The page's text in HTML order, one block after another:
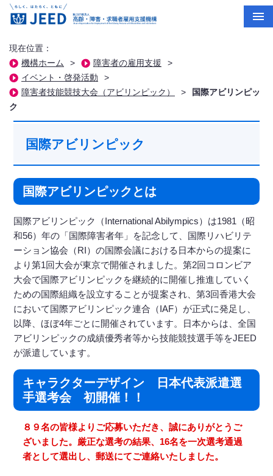
現在位置：
機構ホーム
> 障害者の雇用支援
>
イベント・啓発活動
>
障害者技能競技大会（アビリンピック）
>
国際アビリンピッ
ク
国際アビリンピック
国際アビリンピックとは
国際アビリンピック（International Abilympics）は1981（昭
和56）年の「国際障害者年」を記念して、国際リハビリテ
ーション協会（RI）の国際会議における日本からの提案に
より第1回大会が東京で開催されました。第2回コロンビア
大会で国際アビリンピックを継続的に開催し推進していく
ための国際組織を設立することが提案され、第3回香港大会
において国際アビリンピック連合（IAF）が正式に発足し、
以降、ほぼ4年ごとに開催されています。日本からは、全国
アビリンピックの成績優秀者等から技能競技選手等をJEED
が派遣しています。
キャラクターデザイン 日本代表派遣選
手選考会 初開催！！
８９名の皆様よりご応募いただき、誠にありがとうご
ざいました。厳正な選考の結果、16名を一次選考通過
者として選出し、郵送にてご連絡いたしました。